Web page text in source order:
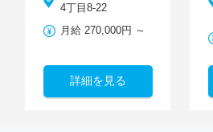
4丁目8-22
月給 270,000円 ～
詳細を見る